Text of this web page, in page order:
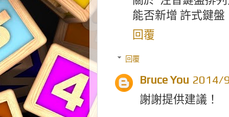
能否新增 許式鍵
回覆
回覆
Bruce You 2014/
謝謝提供建議！